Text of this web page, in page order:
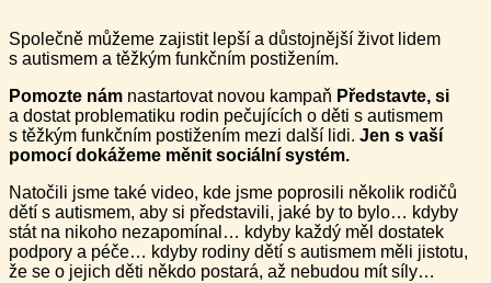
Společně můžeme zajistit lepší a důstojnější život lidem
s autismem a těžkým funkčním postižením.
Pomozte nám nastartovat novou kampaň Představte, si
a dostat problematiku rodin pečujících o děti s autismem
s těžkým funkčním postižením mezi další lidi. Jen s vaší
pomocí dokážeme měnit sociální systém.
Natočili jsme také video, kde jsme poprosili několik rodičů
dětí s autismem, aby si představili, jaké by to bylo… kdyby
stát na nikoho nezapomínal… kdyby každý měl dostatek
podpory a péče… kdyby rodiny dětí s autismem měli jistotu,
že se o jejich děti někdo postará, až nebudou mít síly…